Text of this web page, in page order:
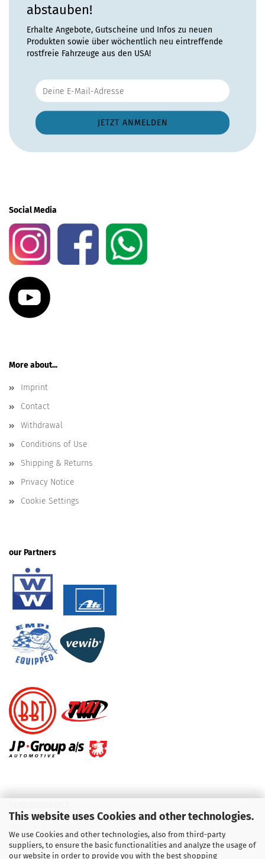
This website uses Cookies and other technologies.
We use Cookies and other technologies, also from third-party
suppliers, to ensure the basic functionalities and analyze the usage of
our website in order to provide you with the best shopping
abstauben!
Erhalte Angebote, Gutscheine und Infos zu neuen
Produkten sowie über wöchentlich neu eintreffende
rostfreie Fahrzeuge aus den USA!
Social Media
More about...
Imprint
Contact
Withdrawal
Conditions of Use
Shipping & Returns
Privacy Notice
Cookie Settings
our Partners
Telefon :09931 92 99 490